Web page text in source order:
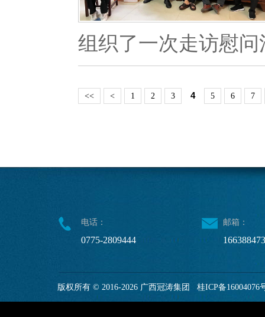
组织了一次走访慰
<< < 1 2 3 4 5 6 7
电话：
0775-2809444
邮箱：
版权所有 © 2016-2026 广西冠涛集团 桂ICP备16004076